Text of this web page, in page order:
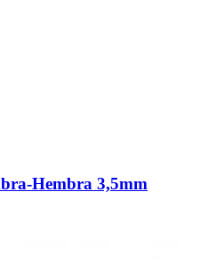
Hembra 3,5mm